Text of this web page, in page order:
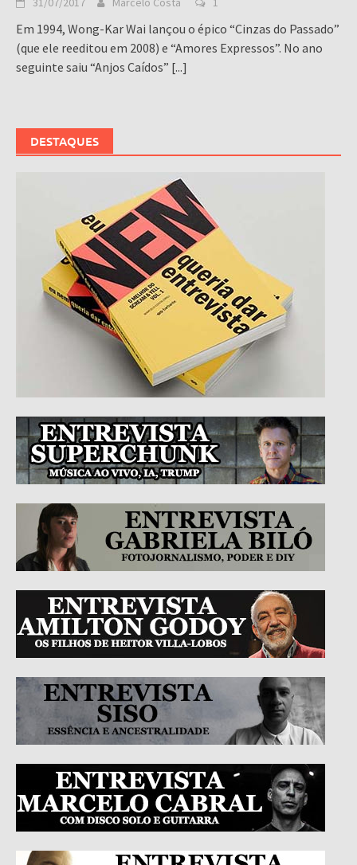
Em 1994, Wong-Kar Wai lançou o épico “Cinzas do Passado”
(que ele reeditou em 2008) e “Amores Expressos”. No ano
seguinte saiu “Anjos Caídos” [...]
DESTAQUES